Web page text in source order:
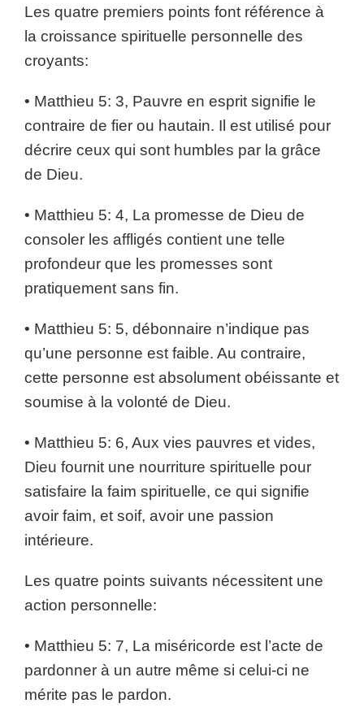
Les quatre premiers points font référence à
la croissance spirituelle personnelle des
croyants:
• Matthieu 5: 3, Pauvre en esprit signifie le
contraire de fier ou hautain. Il est utilisé pour
décrire ceux qui sont humbles par la grâce
de Dieu.
• Matthieu 5: 4, La promesse de Dieu de
consoler les affligés contient une telle
profondeur que les promesses sont
pratiquement sans fin.
• Matthieu 5: 5, débonnaire n’indique pas
qu’une personne est faible. Au contraire,
cette personne est absolument obéissante et
soumise à la volonté de Dieu.
• Matthieu 5: 6, Aux vies pauvres et vides,
Dieu fournit une nourriture spirituelle pour
satisfaire la faim spirituelle, ce qui signifie
avoir faim, et soif, avoir une passion
intérieure.
Les quatre points suivants nécessitent une
action personnelle:
• Matthieu 5: 7, La miséricorde est l’acte de
pardonner à un autre même si celui-ci ne
mérite pas le pardon.